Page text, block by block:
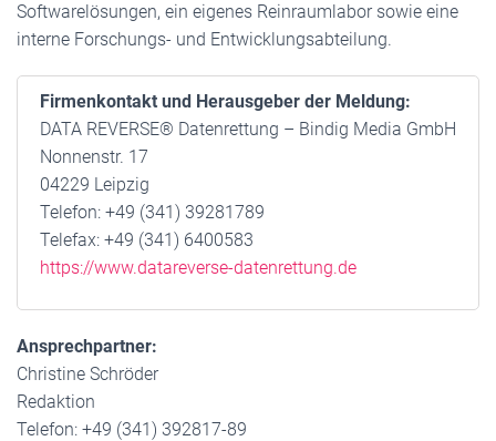
Softwarelösungen, ein eigenes Reinraumlabor sowie eine
interne Forschungs- und Entwicklungsabteilung.
Firmenkontakt und Herausgeber der Meldung:
DATA REVERSE® Datenrettung – Bindig Media GmbH
Nonnenstr. 17
04229 Leipzig
Telefon: +49 (341) 39281789
Telefax: +49 (341) 6400583
https://www.datareverse-datenrettung.de
Ansprechpartner:
Christine Schröder
Redaktion
Telefon: +49 (341) 392817-89